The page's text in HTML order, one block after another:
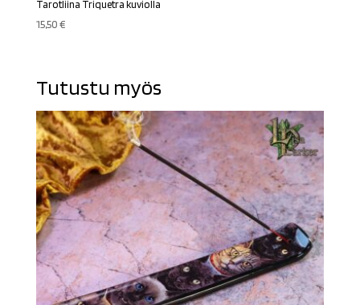
Tarotliina Triquetra kuviolla
15,50€
Tutustu myös